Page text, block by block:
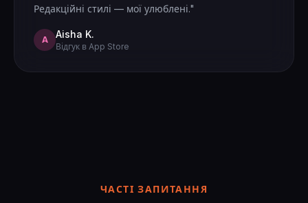
Редакційні стилі — мої улюблені."
A Aisha K.
Відгук в App Store
ЧАСТІ ЗАПИТАННЯ